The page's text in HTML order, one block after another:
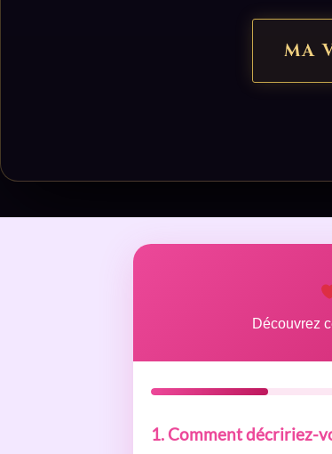
MA
Découvrez
1. Comment décririez-